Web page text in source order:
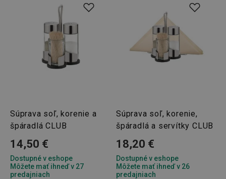
Súprava soľ, korenie a
špáradlá CLUB
14,50 €
Dostupné v eshope
Môžete mať ihneď v 27
predajniach
Súprava soľ, korenie,
špáradlá a servítky CLUB
18,20 €
Dostupné v eshope
Môžete mať ihneď v 26
predajniach